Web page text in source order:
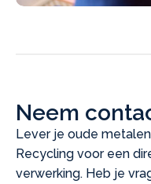
Neem
Lever je oude
Recycling voor een
verwerking. Heb je